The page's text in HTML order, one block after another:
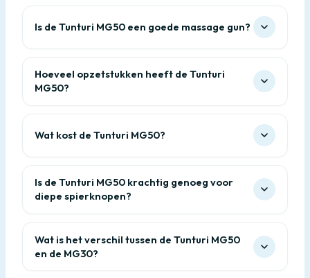
Is de Tunturi MG50 een goede massage gun?
Hoeveel opzetstukken heeft de Tunturi
MG50?
Wat kost de Tunturi MG50?
Is de Tunturi MG50 krachtig genoeg voor
diepe spierknopen?
Wat is het verschil tussen de Tunturi MG50
en de MG30?